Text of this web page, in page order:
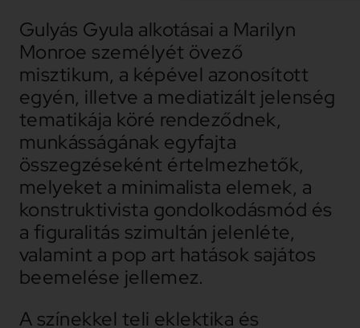
Gulyás Gyula alkotásai a Marilyn
Monroe személyét övező
misztikum, a képével azonosított
egyén, illetve a mediatizált jelenség
tematikája köré rendeződnek,
munkásságának egyfajta
összegzéseként értelmezhetők,
melyeket a minimalista elemek, a
konstruktivista gondolkodásmód és
a figuralitás szimultán jelenléte,
valamint a pop art hatások sajátos
beemelése jellemez.
A színekkel teli eklektika és